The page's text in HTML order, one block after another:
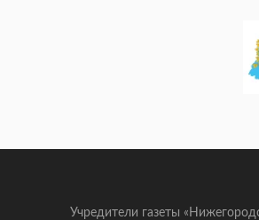
Учредители газеты